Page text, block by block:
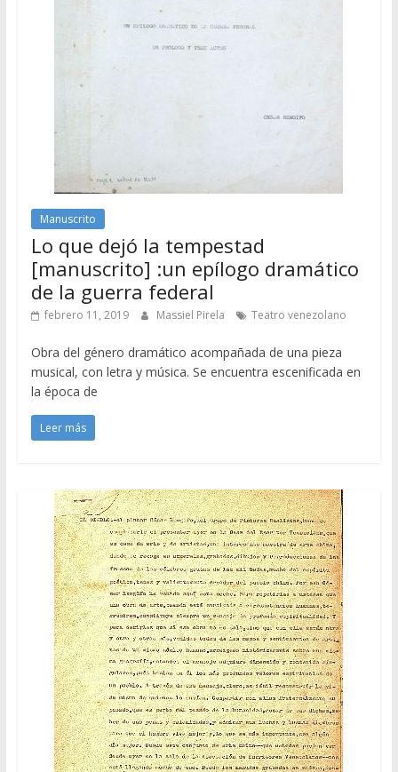
Manuscrito
Lo que dejó la tempestad
[manuscrito] :un epílogo dramático
de la guerra federal
febrero 11, 2019 Massiel Pirela Teatro venezolano
Obra del género dramático acompañada de una pieza
musical, con letra y música. Se encuentra escenificada en
la época de
Leer más